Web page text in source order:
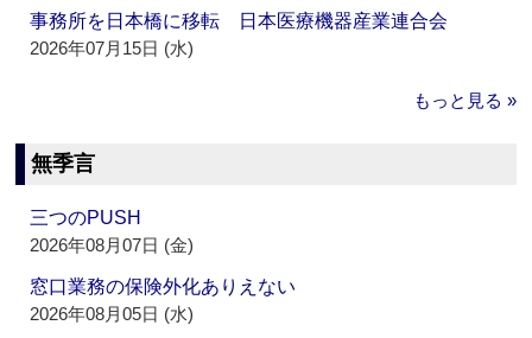
事務所を日本橋に移転 日本医療機器産業連合会
2026年07月15日 (水)
もっと見る »
無季言
三つのPUSH
2026年08月07日 (金)
窓口業務の保険外化ありえない
2026年08月05日 (水)